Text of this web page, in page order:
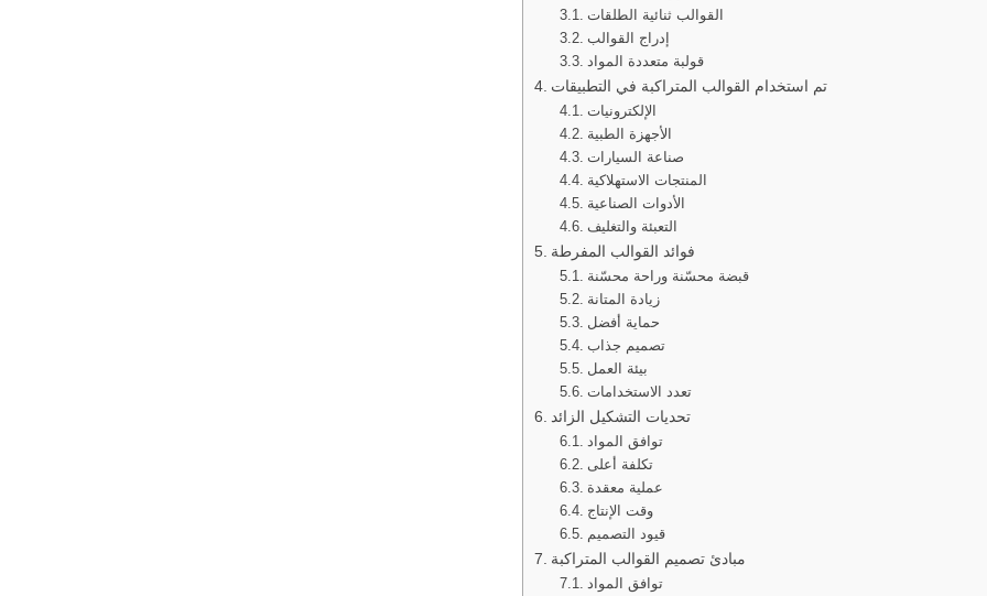
القوالب ثنائية الطلقات
إدراج القوالب
قولبة متعددة المواد
تم استخدام القوالب المتراكبة في التطبيقات
الإلكترونيات
الأجهزة الطبية
صناعة السيارات
المنتجات الاستهلاكية
الأدوات الصناعية
التعبئة والتغليف
فوائد القوالب المفرطة
قبضة محسّنة وراحة محسّنة
زيادة المتانة
حماية أفضل
تصميم جذاب
بيئة العمل
تعدد الاستخدامات
تحديات التشكيل الزائد
توافق المواد
تكلفة أعلى
عملية معقدة
وقت الإنتاج
قيود التصميم
مبادئ تصميم القوالب المتراكبة
توافق المواد